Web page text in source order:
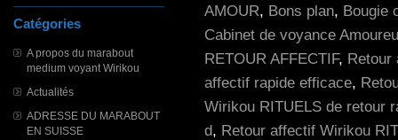
Catégories
A propos du marabout
medium voyant Wirikou
Actualités
ADRESSE DU MARABOUT
EN SUISSE
AMOUR, Bons plan, Bougie
Cabinet de voyance
RETOUR AFFECTIF, Retour
affectif rapide efficace,
Wirikou RITUELS de retour
d, Retour affectif Wirikou